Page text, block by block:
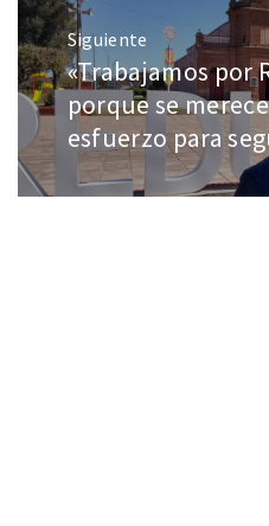
Siguiente
«Trabajamos por
porque se
esfuerzo para